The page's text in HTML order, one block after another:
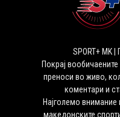
SPORT+
Покрај
преноси во живо,
коментари и
Најголемо
македонските